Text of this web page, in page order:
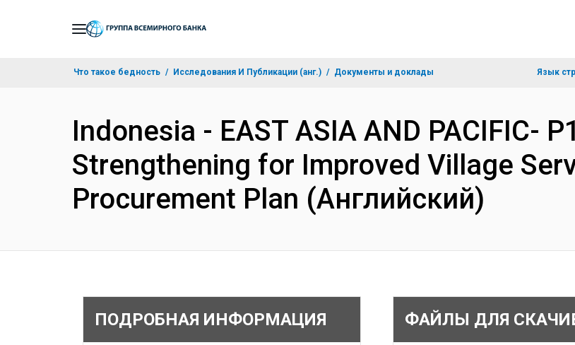
Что такое бедность Исследования И Публикации (анг.) Документы и доклады Язык
Indonesia - EAST ASIA AND PACIFIC-
Strengthening for Improved Village
Procurement Plan (Английский)
ПОДРОБНАЯ ИНФОРМАЦИЯ ФАЙЛЫ ДЛЯ